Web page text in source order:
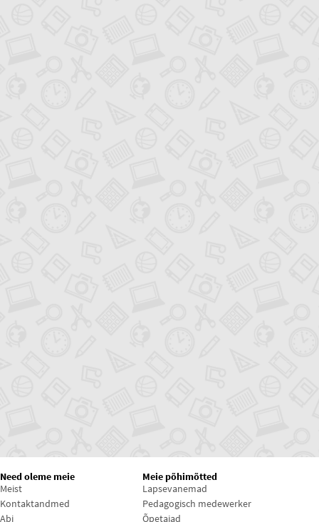
Need oleme meie
Meist
Kontaktandmed
Abi
Meie põhimõtted
Lapsevanemad
Pedagogisch medewerker
Õpetajad